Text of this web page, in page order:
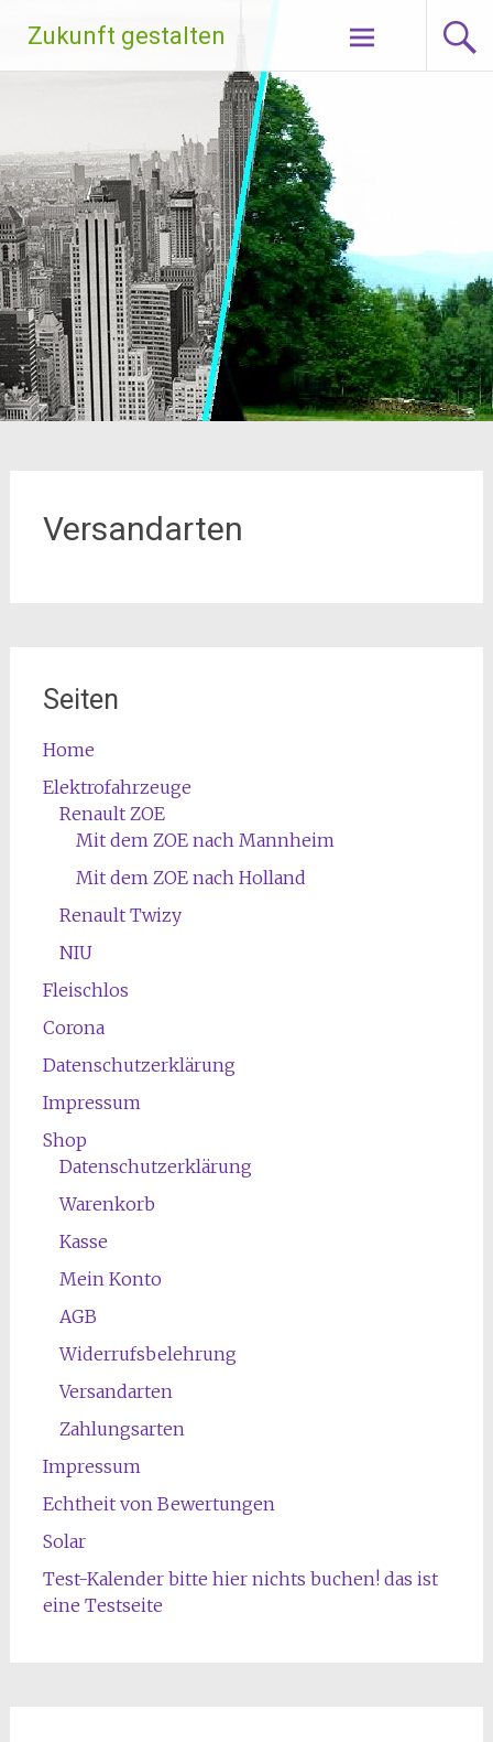
Inhalt
springen
Zukunft gestalten
Versandarten
Seiten
Home
Elektrofahrzeuge
Renault ZOE
Mit dem ZOE nach Mannheim
Mit dem ZOE nach Holland
Renault Twizy
NIU
Fleischlos
Corona
Datenschutzerklärung
Impressum
Shop
Datenschutzerklärung
Warenkorb
Kasse
Mein Konto
AGB
Widerrufsbelehrung
Versandarten
Zahlungsarten
Impressum
Echtheit von Bewertungen
Solar
Test-Kalender bitte hier nichts buchen! das ist
eine Testseite